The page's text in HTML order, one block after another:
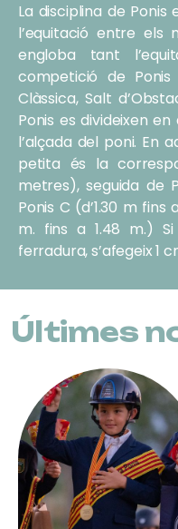
La disciplina de
l’equitació entre els
engloba tant
competició de
Clàssica, Salt
Ponis es divideixen
l’alçada del poni. En
petita és la
metres), seguida de
Ponis C (d’1.30 m fins
m. fins a 1.48 m.)
ferradura, s’afegeix 1
Últimes